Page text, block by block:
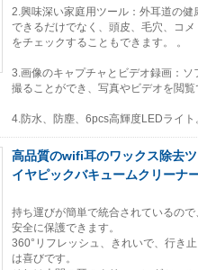
2.興味深い家庭用ツール：外耳道の
できるだけでなく、頭皮、毛穴、コ
をチェックすることもできます。 。
3.画像のキャプチャとビデオ録画：
撮ることができ、写真やビデオを閲
4.防水、防塵、6pcs高輝度LEDライト
高品質のwifi耳のワックス除去
イヤピックバキュームクリーナ
持ち運びが簡単で統合されているの
安全に保護できます。
360°リフレッシュ、きれいで、行き
は喜びです。